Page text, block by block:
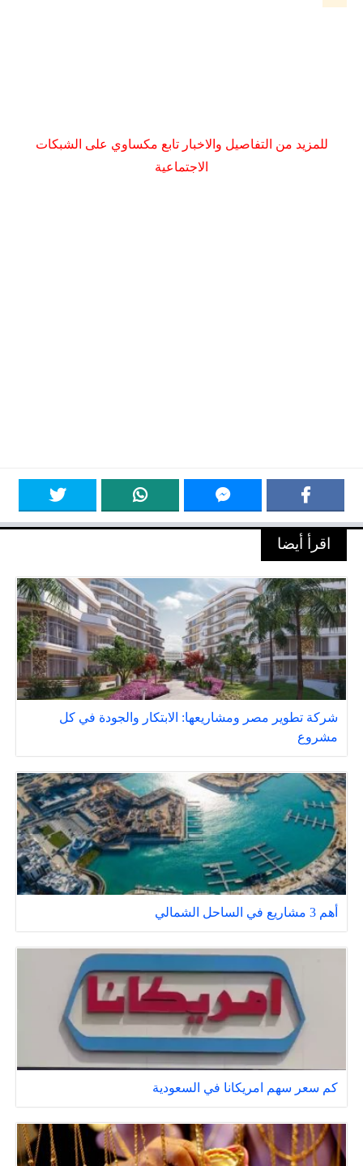
للمزيد من التفاصيل والاخبار تابع مكساوي على الشبكات
الاجتماعية
اقرأ أيضا
شركة تطوير مصر ومشاريعها: الابتكار والجودة في كل
مشروع
أهم 3 مشاريع في الساحل الشمالي
كم سعر سهم امريكانا في السعودية